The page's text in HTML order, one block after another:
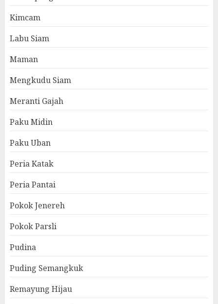
Kimcam
Labu Siam
Maman
Mengkudu Siam
Meranti Gajah
Paku Midin
Paku Uban
Peria Katak
Peria Pantai
Pokok Jenereh
Pokok Parsli
Pudina
Puding Semangkuk
Remayung Hijau